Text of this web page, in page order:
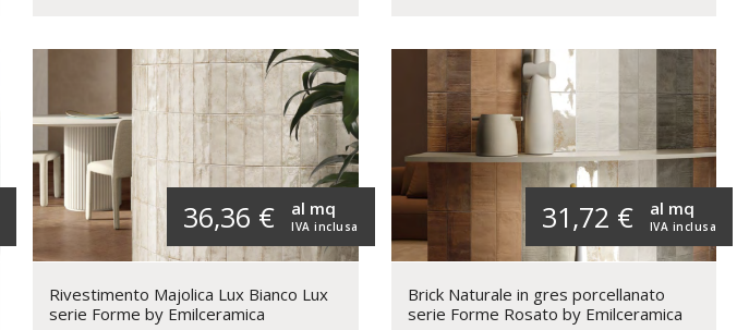
36,36 € IVA inclusa
al mq
Rivestimento Majolica Lux Bianco Lux
serie Forme by Emilceramica
31,72 € IVA inclusa
al mq
Brick Naturale in gres porcellanato
serie Forme Rosato by Emilceramica